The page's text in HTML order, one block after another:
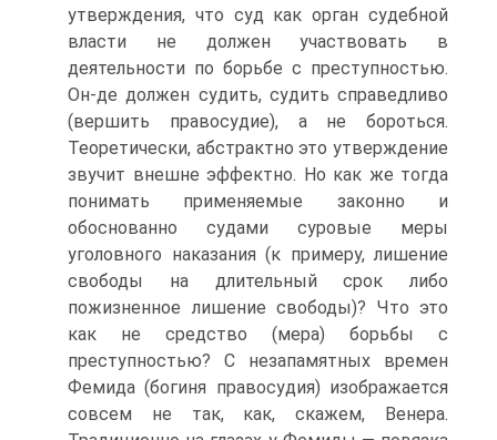
утверждения, что суд как орган судебной
власти не должен участвовать в
деятельности по борьбе с преступностью.
Он-де должен судить, судить справедливо
(вершить правосудие), а не бороться.
Теоретически, абстрактно это утверждение
звучит внешне эффектно. Но как же тогда
понимать применяемые законно и
обоснованно судами суровые меры
уголовного наказания (к примеру, лишение
свободы на длительный срок либо
пожизненное лишение свободы)? Что это
как не средство (мера) борьбы с
преступностью? С незапамятных времен
Фемида (богиня правосудия) изображается
совсем не так, как, скажем, Венера.